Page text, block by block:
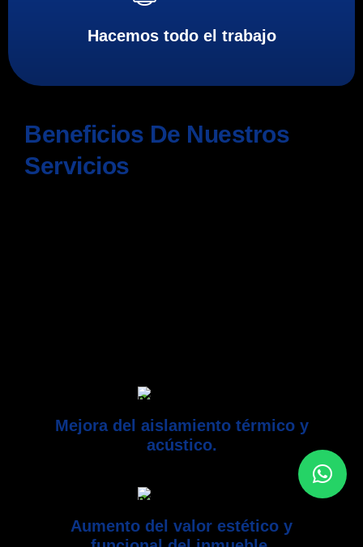
Hacemos todo el trabajo
Beneficios De Nuestros
Servicios
Mejora del aislamiento térmico y
acústico.
Aumento del valor estético y